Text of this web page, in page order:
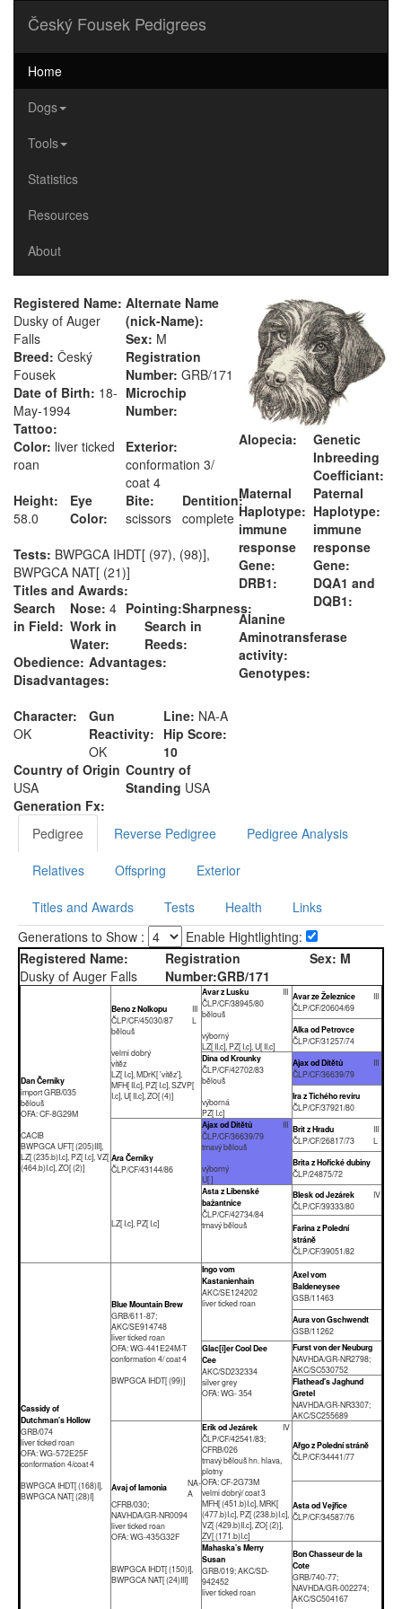
Český Fousek Pedigrees
Home
Dogs
Tools
Statistics
Resources
About
Registered Name:
Dusky of Auger
Falls
Alternate Name
(nick-Name):
Sex: M
Breed: Český
Fousek
Registration
Number: GRB/171
Date of Birth: 18-
May-1994
Microchip
Number:
Tattoo:
Color: liver ticked
roan
Exterior:
conformation 3/
coat 4
Height:
58.0
Eye
Color:
Bite:
scissors
Dentition:
complete
Tests: BWPGCA IHDT[ (97), (98)],
BWPGCA NAT[ (21)]
Titles and Awards:
Search
in Field:
Nose: 4 Pointing:Sharpness:
Work in
Water:
Search in
Reeds:
Obedience: Advantages:
Disadvantages:
Character:
OK
Gun
Reactivity:
OK
Line: NA-A
Hip Score:
Country of Origin
USA
Country of
Standing USA
10
Generation Fx:
Alopecia:
Genetic
Inbreeding
Coefficiant:
Maternal
Haplotype:
Paternal
Haplotype:
immune
response
Gene:
DRB1:
immune
response
Gene:
DQA1 and
DQB1:
Alanine
Aminotransferase
activity:
Genotypes:
Pedigree Reverse Pedigree Pedigree Analysis
Relatives Offspring Exterior
Titles and Awards Tests Health
Links
Generations to Show :
Enable Hightlighting:
Registered Name:
Dusky of Auger Falls
Registration
Number:GRB/171
Sex: M
Dan Černíky
import GRB/035
bělouš
OFA: CF-8G29M
CACIB
BWPGCA UFT[ (205)III],
LZ[ (235.b)I.c], PZ[ I.c], VZ[
(464.b)I.c], ZO[ (2)]
Beno z Nolkopu
III
ČLP/CF/45030/87
L
bělouš
velmi dobrý
vítěz
LZ[ I.c], MDrK[ 'vítěz'],
MFH[ II.c], PZ[ I.c], SZVP[
I.c], U[ II.c], ZO[ (4)]
Avar z Lusku
III
ČLP/CF/38945/80
bělouš
výborný
LZ[ II.c], PZ[ I.c], U[ II.c]
Avar ze Železnice
III
ČLP/CF/20604/69
Alka od Petrovce
ČLP/CF/31257/74
Dina od Krounky
ČLP/CF/42702/83
bělouš
výborná
PZ[ I.c]
Ajax od Dítětů
III
ČLP/CF/36639/79
Ira z Tichého revíru
ČLP/CF/37921/80
Ara Černíky
ČLP/CF/43144/86
LZ[ I.c], PZ[ I.c]
Ajax od Dítětů
III
ČLP/CF/36639/79
tmavý bělouš
výborný
U[ ]
Brit z Hradu
III
ČLP/CF/26817/73
L
Brita z Hořické dubiny
ČLP/24875/72
Asta z Libenské
bažantnice
ČLP/CF/42734/84
tmavý bělouš
Blesk od Jezárek
IV
ČLP/CF/39333/80
Farina z Polední
stráně
ČLP/CF/39051/82
Cassidy of
Dutchman's Hollow
GRB/074
liver ticked roan
OFA: WG-572E25F
conformation 4/coat 4
BWPGCA IHDT[ (168)I],
BWPGCA NAT[ (28)I]
Blue Mountain Brew
GRB/611-87;
AKC/SE914748
liver ticked roan
OFA: WG-441E24M-T
conformation 4/ coat 4
BWPGCA IHDT[ (99)]
Ingo vom
Kastanienhain
AKC/SE124202
liver ticked roan
Axel vom
Baldeneysee
GSB/11463
Aura von Gschwendt
GSB/11262
Glac[i]er Cool Dee
Cee
AKC/SD232334
silver grey
OFA: WG- 354
Furst von der Neuburg
NAVHDA/GR-NR2798;
AKC/SC530752
Flathead's Jaghund
Gretel
NAVHDA/GR-NR3307;
AKC/SC255689
Avaj of Iamonia
NA-
A
CFRB/030;
NAVHDA/GR-NR0094
liver ticked roan
OFA: WG-435G32F
BWPGCA IHDT[ (150)I],
BWPGCA NAT[ (24)III]
Erik od Jezárek
IV
ČLP/CF/42541/83;
CFRB/026
tmavý bělouš hn. hlava,
plotny
OFA: CF-2G73M
velmi dobrý/ coat 3
MFH[ (451.b)I.c], MRK[
(477.b)I.c], PZ[ (238.b)I.c],
VZ[ (429.b)II.c], ZO[ (2)],
ZV[ (171.b)I.c]
Ařgo z Polední stráně
ČLP/CF/34441/77
Asta od Vejřice
ČLP/CF/34587/76
Mahaska's Merry
Susan
GRB/019; AKC/SD-
942452
liver ticked roan
Bon Chasseur de la
Cote
GRB/740-77;
NAVHDA/GR-002274;
AKC/SC504167